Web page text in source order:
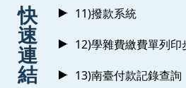
快
速
連
結
11)撥款系統
12)學雜費繳費單列
13)南臺付款記錄查詢